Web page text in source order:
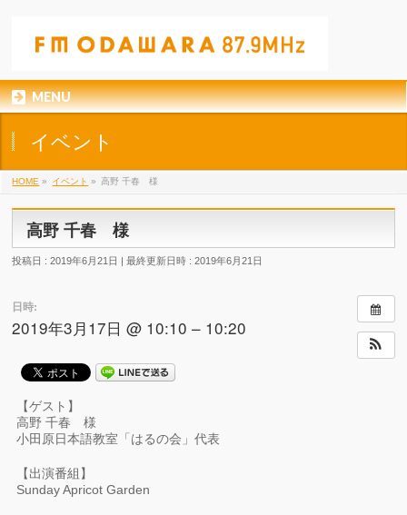
MENU
イベント
HOME » イベント » 高野 千春 様
高野 千春 様
投稿日 : 2019年6月21日 最終更新日時 : 2019年6月21日
日時:
2019年3月17日 @ 10:10 – 10:20
【ゲスト】
高野 千春 様
小田原日本語教室「はるの会」代表
【出演番組】
Sunday Apricot Garden